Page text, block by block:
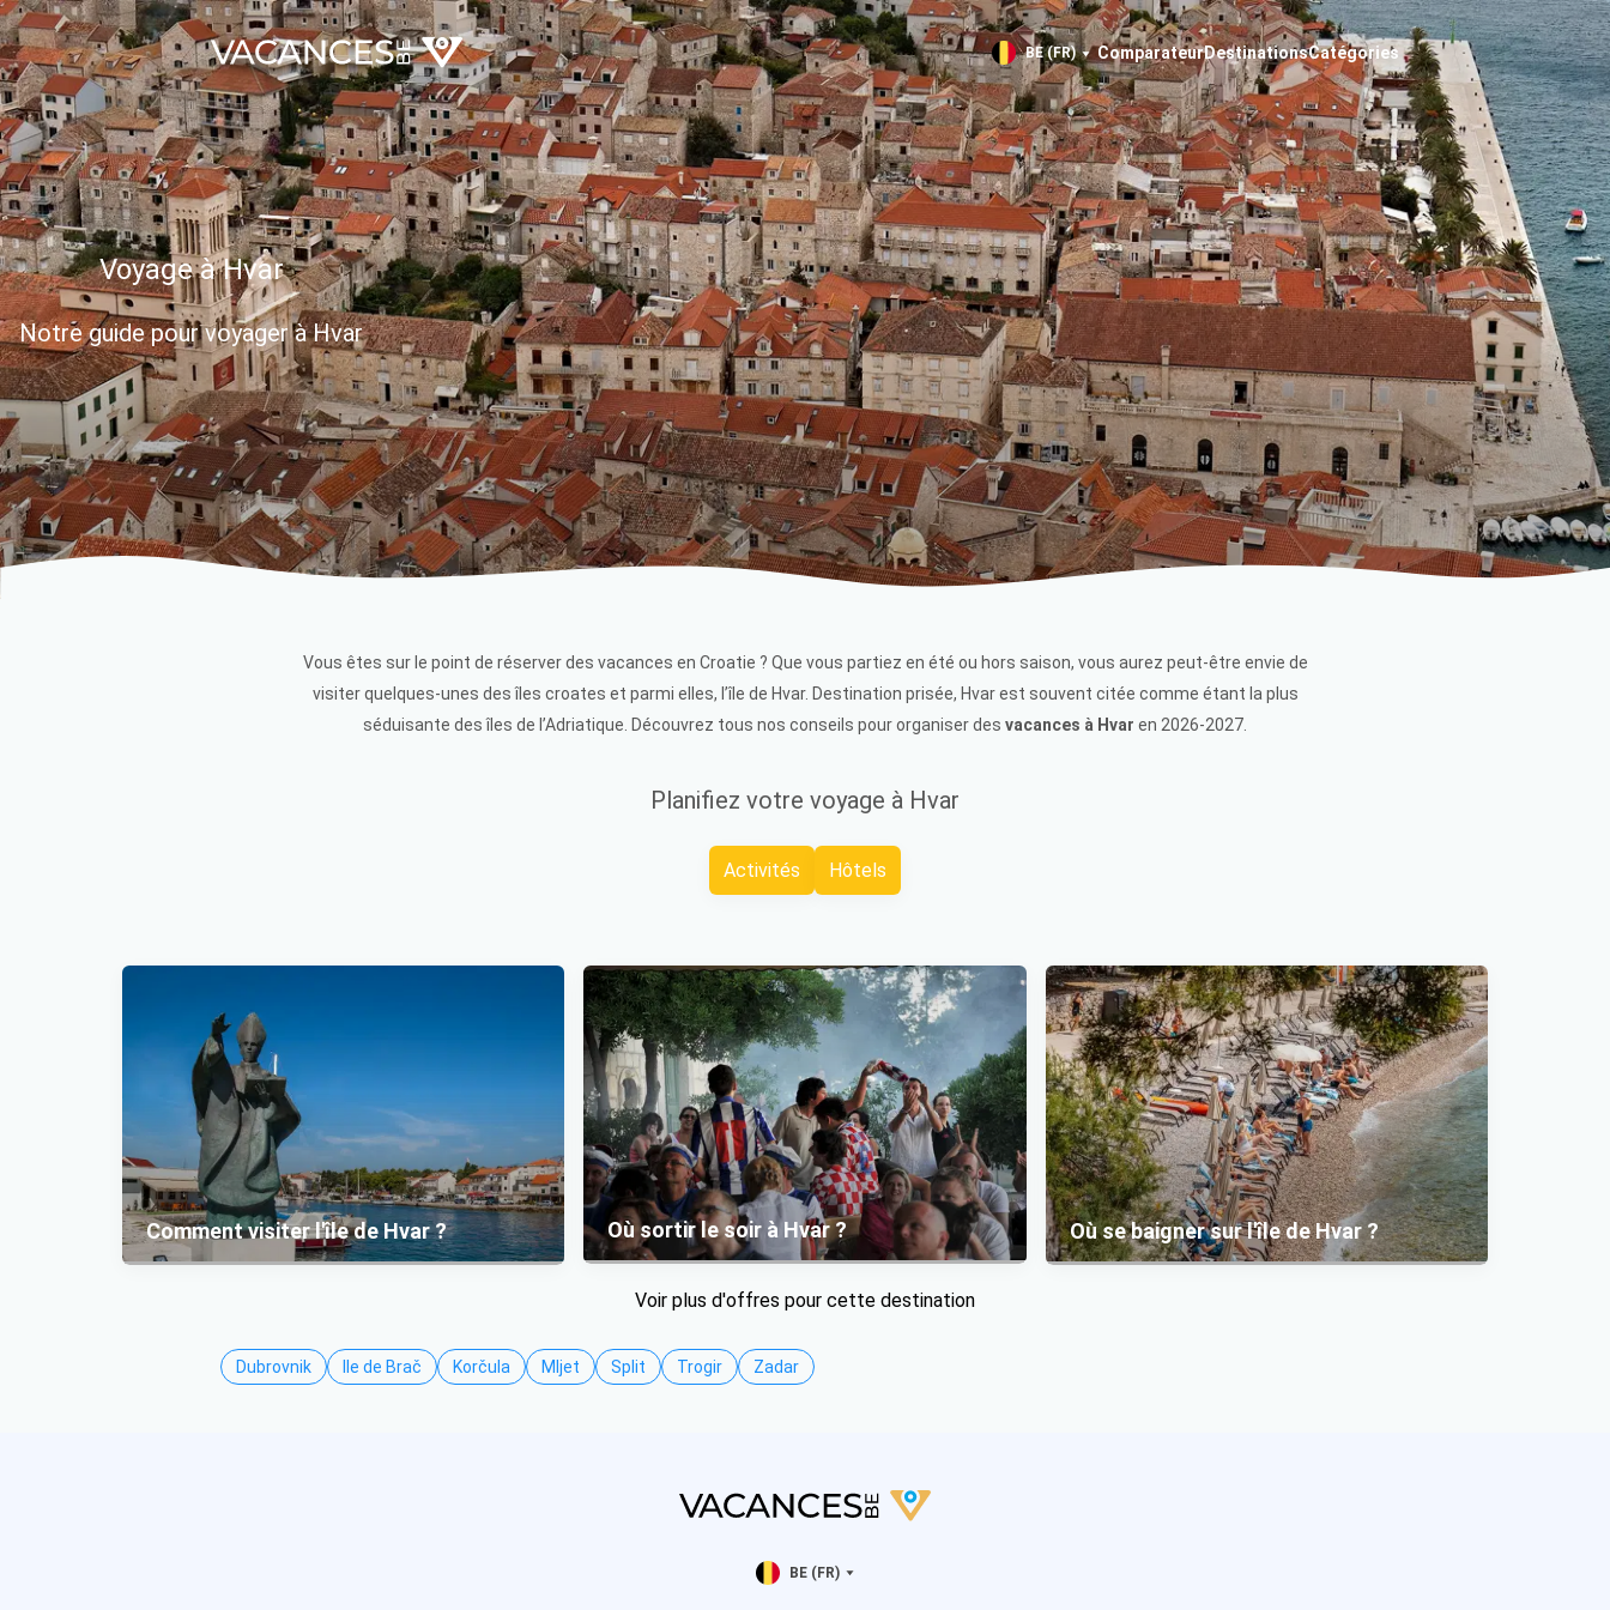
BE (FR) ComparateurDestinationsCatégories
Voyage à Hvar
Notre guide pour voyager à Hvar
Vous êtes sur le point de réserver des vacances en Croatie ? Que vous partiez en été ou hors saison, vous aurez peut-être envie de
visiter quelques-unes des îles croates et parmi elles, l’île de Hvar. Destination prisée, Hvar est souvent citée comme étant la plus
séduisante des îles de l’Adriatique. Découvrez tous nos conseils pour organiser des vacances à Hvar en 2026-2027.
Planifiez votre voyage à Hvar
Activités Hôtels
Comment visiter l'île de Hvar ? Où sortir le soir à Hvar ? Où se baigner sur l'île de Hvar ?
Voir plus d'offres pour cette destination
Dubrovnik Ile de Brač Korčula Mljet Split Trogir Zadar
BE (FR)